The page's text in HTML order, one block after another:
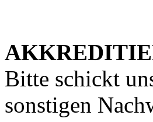
Bitte schickt
sonstigen